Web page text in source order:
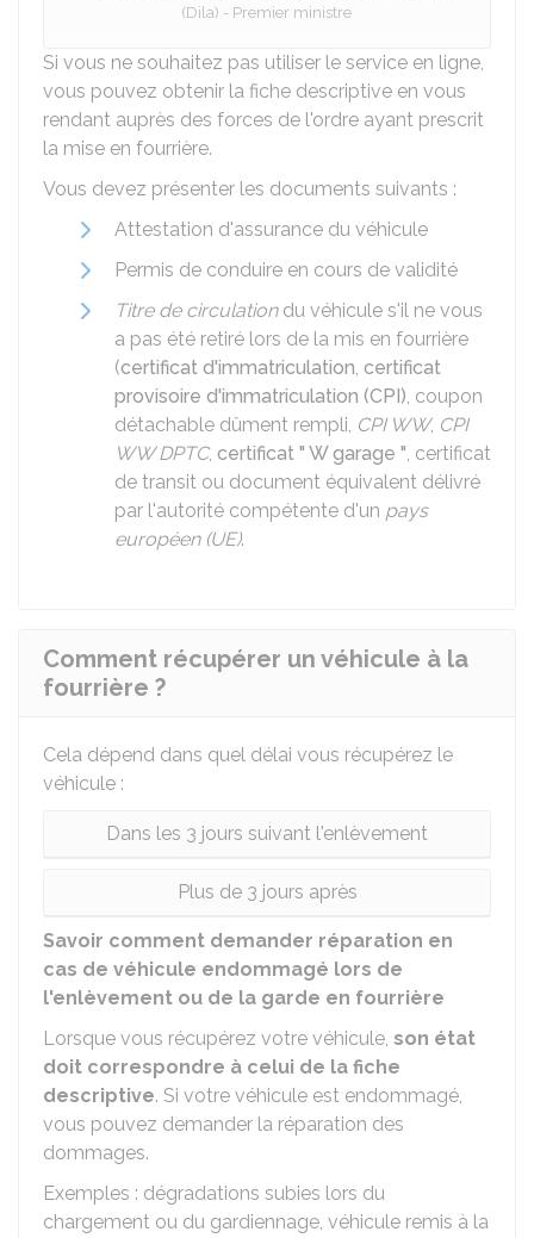
(Dila) - Premier ministre
Si vous ne souhaitez pas utiliser le service en ligne,
vous pouvez obtenir la fiche descriptive en vous
rendant auprès des forces de l'ordre ayant prescrit
la mise en fourrière.
Vous devez présenter les documents suivants :
Attestation d'assurance du véhicule
Permis de conduire en cours de validité
Titre de circulationdu véhicule s'il ne vous
a pas été retiré lors de la mis en fourrière
(certificat d'immatriculation, certificat
provisoire d'immatriculation (CPI), coupon
détachable dûment rempli, CPI WW, CPI
WW DPTC, certificat " W garage ", certificat
de transit ou document équivalent délivré
par l'autorité compétente d'un pays
européen (UE).
Comment récupérer un véhicule à la
fourrière ?
Cela dépend dans quel délai vous récupérez le
véhicule :
Dans les 3 jours suivant l'enlèvement
Plus de 3 jours après
Savoir comment demander réparation en
cas de véhicule endommagé lors de
l'enlèvement ou de la garde en fourrière
Lorsque vous récupérez votre véhicule, son état
doit correspondre à celui de la fiche
descriptive. Si votre véhicule est endommagé,
vous pouvez demander la réparation des
dommages.
Exemples : dégradations subies lors du
chargement ou du gardiennage, véhicule remis à la